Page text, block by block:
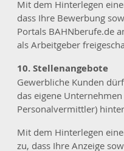
Mit dem Hinterlegen
dass Ihre Bewerbung
Portals BAHNberufe.de
als Arbeitgeber
10. Stellenangebote
Gewerbliche Kunden
das eigene
Personalvermittler)
Mit dem Hinterlegen
zu, dass Ihre Anzeige